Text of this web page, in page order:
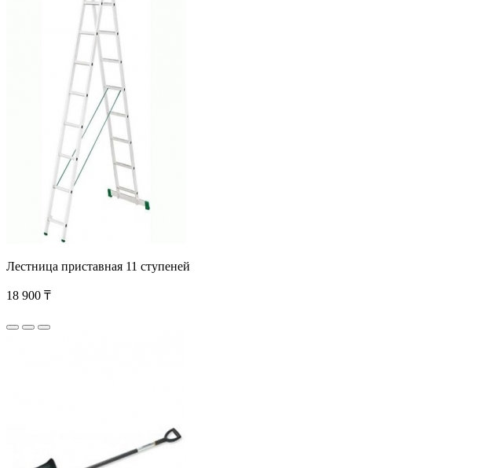
Лестница приставная 11 ступеней
18 900 ₸